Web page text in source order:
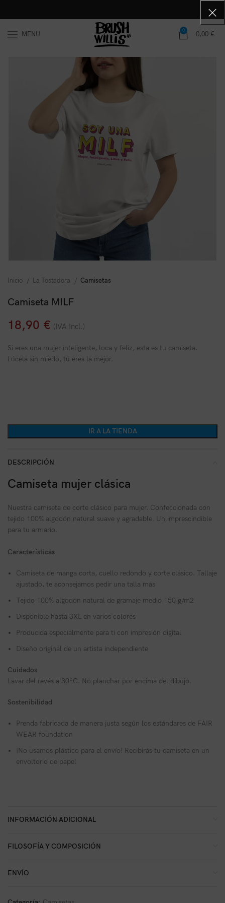
MENU 0 0,00 €
Inicio La Tostadora Camisetas
Camiseta MILF
18,90 € (IVA Incl.)
Si eres una mujer inteligente, loca y feliz, esta es tu camiseta.
Lúcela sin miedo, tú eres la mejor.
IR A LA TIENDA
DESCRIPCIÓN
Camiseta mujer clásica
Nuestra camiseta de corte clásico para mujer. Confeccionada con
tejido 100% algodón natural suave y agradable. Un imprescindible
para tu armario.
Características
Camiseta de manga corta, cuello redondo y corte clásico. Tallaje
ajustado, te aconsejamos pedir una talla más
Tejido 100% algodón natural de gramaje medio 150 g/m2
Disponible hasta 3XL en varios colores
Producida especialmente para ti con impresión digital
Diseño original de un artista independiente
Cuidados
Lavar del revés a 30ºC. No planchar por encima del dibujo.
Sostenibilidad
Prenda fabricada de manera justa según los estándares de FAIR
WEAR foundation
¡No usamos plástico para el envío! Recibirás tu camiseta en un
envoltorio de papel
INFORMACIÓN ADICIONAL
FILOSOFÍA Y COMPOSICIÓN
ENVÍO